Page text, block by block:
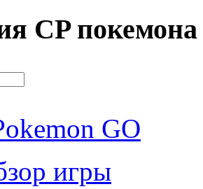
CP покемона
GO
игры